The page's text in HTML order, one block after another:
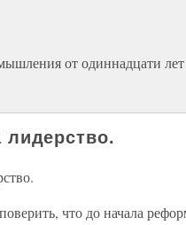
от одиннадцати
лидерство.
что до начала